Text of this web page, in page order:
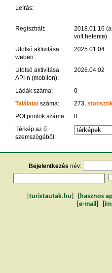
Leírás:
Regisztrált:
2018.01.16
volt hetente)
Utolsó aktivitása
weben:
2025.01.04
Utolsó aktivitása
API-n (mobilon):
2026.04.02
Ládák száma:
0
Találataiszáma: 273,
POI pontok száma:
0
Térkép az ő
szemszögéből:
Bejelentkezés név:
turistautak.hu hasznos
e-mail